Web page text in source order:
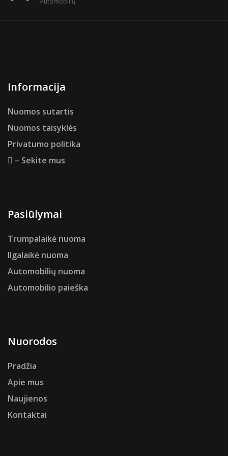
Informacija
Nuomos sutartis
Nuomos taisyklės
Privatumo politika
– Sekite mus
Pasiūlymai
Trumpalaikė nuoma
Ilgalaikė nuoma
Automobilių nuoma
Automobilio paieška
Nuorodos
Pradžia
Apie mus
Naujienos
Kontaktai